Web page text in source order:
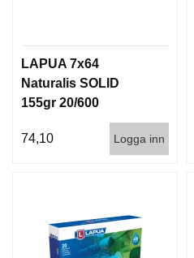
LAPUA 7x64
Naturalis SOLID
155gr 20/600
74,10 Logga inn